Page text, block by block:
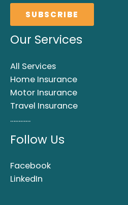
SUBSCRIBE
Our Services
All Services
Home Insurance
Motor Insurance
Travel Insurance
…………
Follow Us
Facebook
LinkedIn